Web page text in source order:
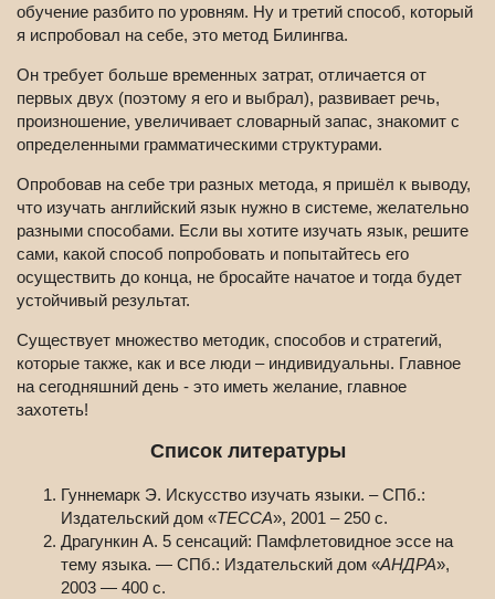
обучение разбито по уровням. Ну и третий способ, который
я испробовал на себе, это метод Билингва.
Он требует больше временных затрат, отличается от
первых двух (поэтому я его и выбрал), развивает речь,
произношение, увеличивает словарный запас, знакомит с
определенными грамматическими структурами.
Опробовав на себе три разных метода, я пришёл к выводу,
что изучать английский язык нужно в системе, желательно
разными способами. Если вы хотите изучать язык, решите
сами, какой способ попробовать и попытайтесь его
осуществить до конца, не бросайте начатое и тогда будет
устойчивый результат.
Существует множество методик, способов и стратегий,
которые также, как и все люди – индивидуальны. Главное
на сегодняшний день - это иметь желание, главное
захотеть!
Список литературы
Гуннемарк Э. Искусство изучать языки. – СПб.:
Издательский дом «ТЕССА», 2001 – 250 с.
Драгункин А. 5 сенсаций: Памфлетовидное эссе на
тему языка. — СПб.: Издательский дом «АНДРА»,
2003 — 400 с.